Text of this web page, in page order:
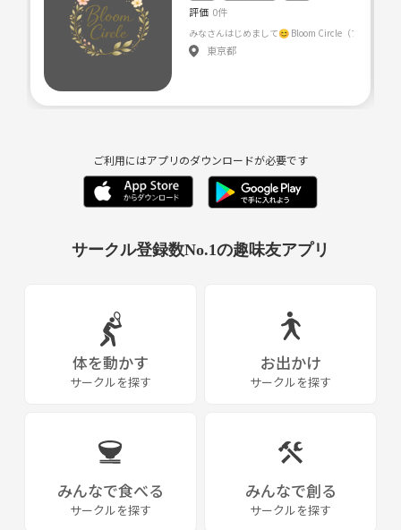
興味のある方、参加してみたい方、瞑想を勉強したい方、ぜひ連絡くだ
評価 0件
東京都
ご利用にはアプリのダウンロードが必要です
サークル登録数No.1の趣味友アプリ
体を動かす
サークルを探す
お出かけ
サークルを探す
みんなで食べる
サークルを探す
みんなで創る
サークルを探す